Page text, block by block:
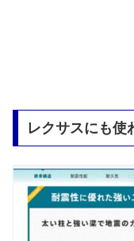
レクサスにも使